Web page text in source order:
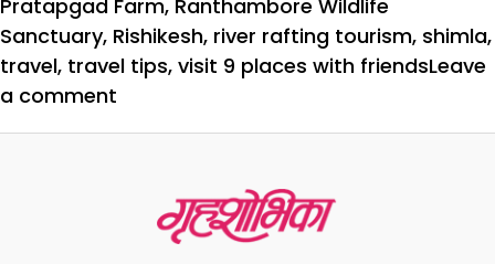
Pratapgad Farm, Ranthambore Wildlife
Sanctuary, Rishikesh, river rafting tourism, shimla,
travel, travel tips, visit 9 places with friendsLeave
a comment
ठिकाणांना
अवश्य